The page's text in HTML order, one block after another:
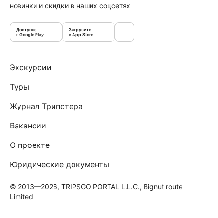
новинки и скидки в наших соцсетях
Доступно
в Google Play
Загрузите
в App Store
Экскурсии
Туры
Журнал Трипстера
Вакансии
О проекте
Юридические документы
© 2013—2026, TRIPSGO PORTAL L.L.C., Bignut route
Limited